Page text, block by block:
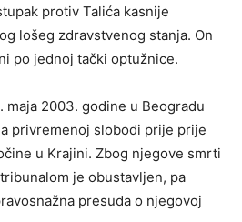
protiv Talića kasnije
lošeg zdravstvenog stanja. On
po jednoj tački optužnice.
maja 2003. godine u Beogradu
privremenoj slobodi prije prije
u Krajini. Zbog njegove smrti
je obustavljen, pa
presuda o njegovoj